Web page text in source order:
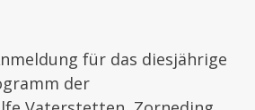
für das diesjährige
der